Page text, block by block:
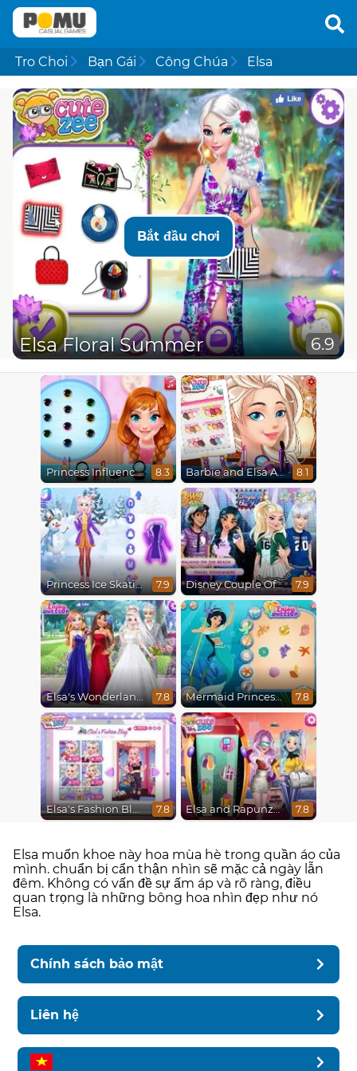
Tro Choi Bạn Gái Công Chúa Elsa
Bắt đầu chơi
Elsa Floral Summer 6.9
Princess Influencer Winter Wonderland 8.3 Barbie and Elsa Autumn Patterns 8.1
Princess Ice Skating Adventure 7.9 Disney Couple Of The Year 7.9
Elsa's Wonderland Wedding 7.8 Mermaid Princesses 7.8
Elsa's Fashion Blog 7.8 Elsa and Rapunzel Future Fashion 7.8
Elsa muốn khoe này hoa mùa hè trong quần áo của
mình. chuẩn bị cẩn thận nhìn sẽ mặc cả ngày lẫn
đêm. Không có vấn đề sự ấm áp và rõ ràng, điều
quan trọng là những bông hoa nhìn đẹp như nó
Elsa.
Chính sách bảo mật
Liên hệ